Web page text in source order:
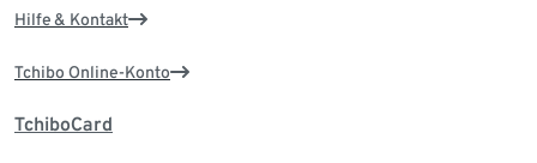
Hilfe & Kontakt
Tchibo Online-Konto
TchiboCard